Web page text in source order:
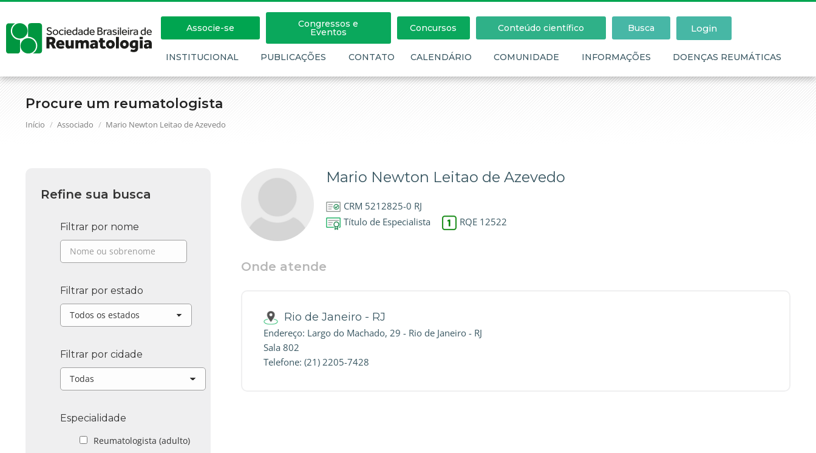
Procure um reumatologista
Você está aqui:
Início Associado Mario Newton Leitao de Azevedo
Associe-se Congressos e
Eventos Concursos Conteúdo científico Busca Login
INSTITUCIONAL PUBLICAÇÕES CONTATO CALENDÁRIO COMUNIDADE INFORMAÇÕES DOENÇAS REUMÁTICAS
Mario Newton Leitao de Azevedo
CRM 5212825-0 RJ
Título de Especialista
RQE 12522
Onde atende
Rio de Janeiro - RJ
Endereço: Largo do Machado, 29 - Rio de Janeiro - RJ
Sala 802
Telefone: (21) 2205-7428
Refine sua busca
Filtrar por nome
Filtrar por estado
Filtrar por cidade
Especialidade
Reumatologista (adulto)